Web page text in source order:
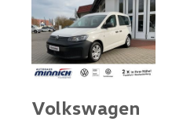
Volkswagen